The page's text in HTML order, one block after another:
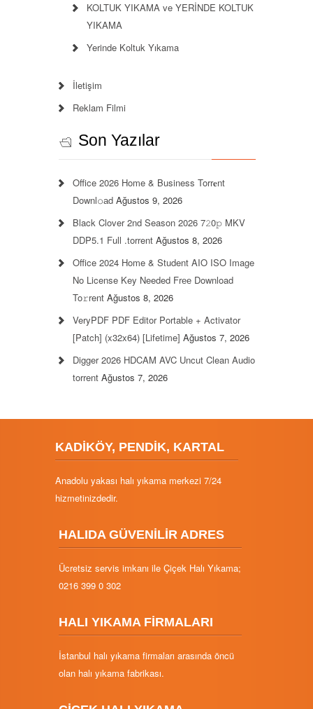
KOLTUK YIKAMA ve YERİNDE KOLTUK
YIKAMA
Yerinde Koltuk Yıkama
İletişim
Reklam Filmi
Son Yazılar
Office 2026 Home & Business Torr𝐞nt
Downl𝚘аd Ağustos 9, 2026
Black Clover 2nd Season 2026 7𝟸0𝚙 MKV
DDP5.1 Full .torrent Ağustos 8, 2026
Office 2024 Home & Student AIO ISO Image
No License Key Needed Frее Download
To𝚛rent Ağustos 8, 2026
VeryPDF PDF Editor Portable + Activator
[Patch] (x32x64) [Lifetime] Ağustos 7, 2026
Digger 2026 HDCAM AVC Uncut Clean Audio
torrent Ağustos 7, 2026
KADİKÖY, PENDİK, KARTAL
Anadolu yakası halı yıkama merkezi 7/24
hizmetinizdedir.
HALIDA GÜVENİLİR ADRES
Ücretsiz servis imkanı ile Çiçek Halı Yıkama;
0216 399 0 302
HALI YIKAMA FİRMALARI
İstanbul halı yıkama firmaları arasında öncü
olan halı yıkama fabrikası.